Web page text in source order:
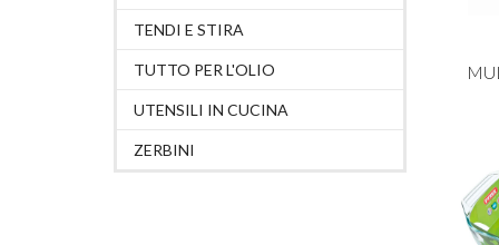
TENDI E STIRA
TUTTO PER L'OLIO
UTENSILI IN CUCINA
ZERBINI